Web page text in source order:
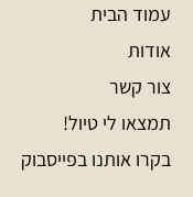
עמוד הבית
אודות
צור קשר
תמצאו לי טיול!
בקרו אותנו בפייסבוק